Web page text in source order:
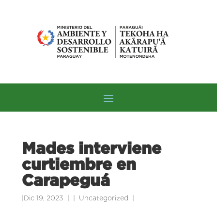
Mades interviene
curtiembre en
Carapeguá
Dic 19, 2023 Uncategorized